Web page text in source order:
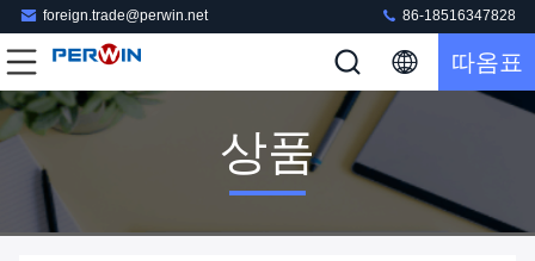
foreign.trade@perwin.net 86-18516347828
따옴표
상품